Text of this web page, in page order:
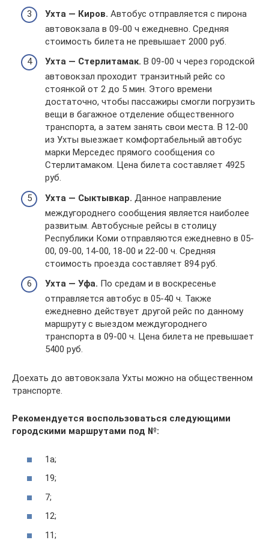
Ухта — Киров. Автобус отправляется с пирона
автовокзала в 09-00 ч ежедневно. Средняя
стоимость билета не превышает 2000 руб.
Ухта — Стерлитамак. В 09-00 ч через городской
автовокзал проходит транзитный рейс со
стоянкой от 2 до 5 мин. Этого времени
достаточно, чтобы пассажиры смогли погрузить
вещи в багажное отделение общественного
транспорта, а затем занять свои места. В 12-00
из Ухты выезжает комфортабельный автобус
марки Мерседес прямого сообщения со
Стерлитамаком. Цена билета составляет 4925
руб.
Ухта — Сыктывкар. Данное направление
междугороднего сообщения является наиболее
развитым. Автобусные рейсы в столицу
Республики Коми отправляются ежедневно в 05-
00, 09-00, 14-00, 18-00 и 22-00 ч. Средняя
стоимость проезда составляет 894 руб.
Ухта — Уфа. По средам и в воскресенье
отправляется автобус в 05-40 ч. Также
ежедневно действует другой рейс по данному
маршруту с выездом междугороднего
транспорта в 09-00 ч. Цена билета не превышает
5400 руб.
Доехать до автовокзала Ухты можно на общественном
транспорте.
Рекомендуется воспользоваться следующими
городскими маршрутами под №:
1а;
19;
7;
12;
11;